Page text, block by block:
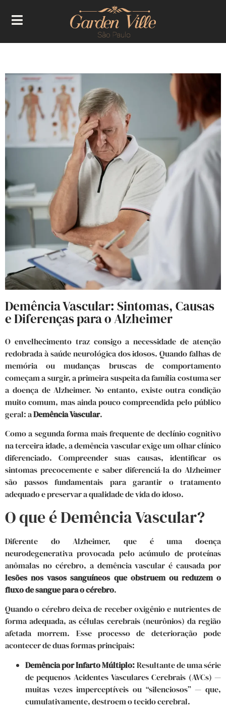
Demência Vascular: Sintomas, Causas
e Diferenças para o Alzheimer
O envelhecimento traz consigo a necessidade de atenção
redobrada à saúde neurológica dos idosos. Quando falhas de
memória ou mudanças bruscas de comportamento
começam a surgir, a primeira suspeita da família costuma ser
a doença de Alzheimer. No entanto, existe outra condição
muito comum, mas ainda pouco compreendida pelo público
geral: aDemência Vascular.
Como a segunda forma mais frequente de declínio cognitivo
na terceira idade, a demência vascular exige um olhar clínico
diferenciado. Compreender suas causas, identificar os
sintomas precocemente e saber diferenciá-la do Alzheimer
são passos fundamentais para garantir o tratamento
adequado e preservar a qualidade de vida do idoso.
O que é Demência Vascular?
Diferente do Alzheimer, que é uma doença
neurodegenerativa provocada pelo acúmulo de proteínas
anômalas no cérebro, a demência vascular é causada por
lesões nos vasos sanguíneos que obstruem ou reduzem o
fluxo de sangue para o cérebro.
Quando o cérebro deixa de receber oxigênio e nutrientes de
forma adequada, as células cerebrais (neurônios) da região
afetada morrem. Esse processo de deterioração pode
acontecer de duas formas principais:
Demência por Infarto Múltiplo:Resultante de uma série
de pequenos Acidentes Vasculares Cerebrais (AVCs) —
muitas vezes imperceptíveis ou “silenciosos” — que,
cumulativamente, destroem o tecido cerebral.